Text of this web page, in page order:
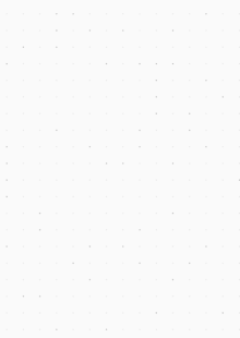
5-gwiazdkowa Agencja
Dla
We design and
London that serve